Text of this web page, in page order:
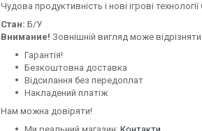
Чудова продуктивність і нові ігрові
Стан: Б/У
Внимание! Зовнішній вигляд може
Гарантія!
Безкоштовна доставка
Відсилання без передоплат
Накладений платіж
Нам можна довіряти!